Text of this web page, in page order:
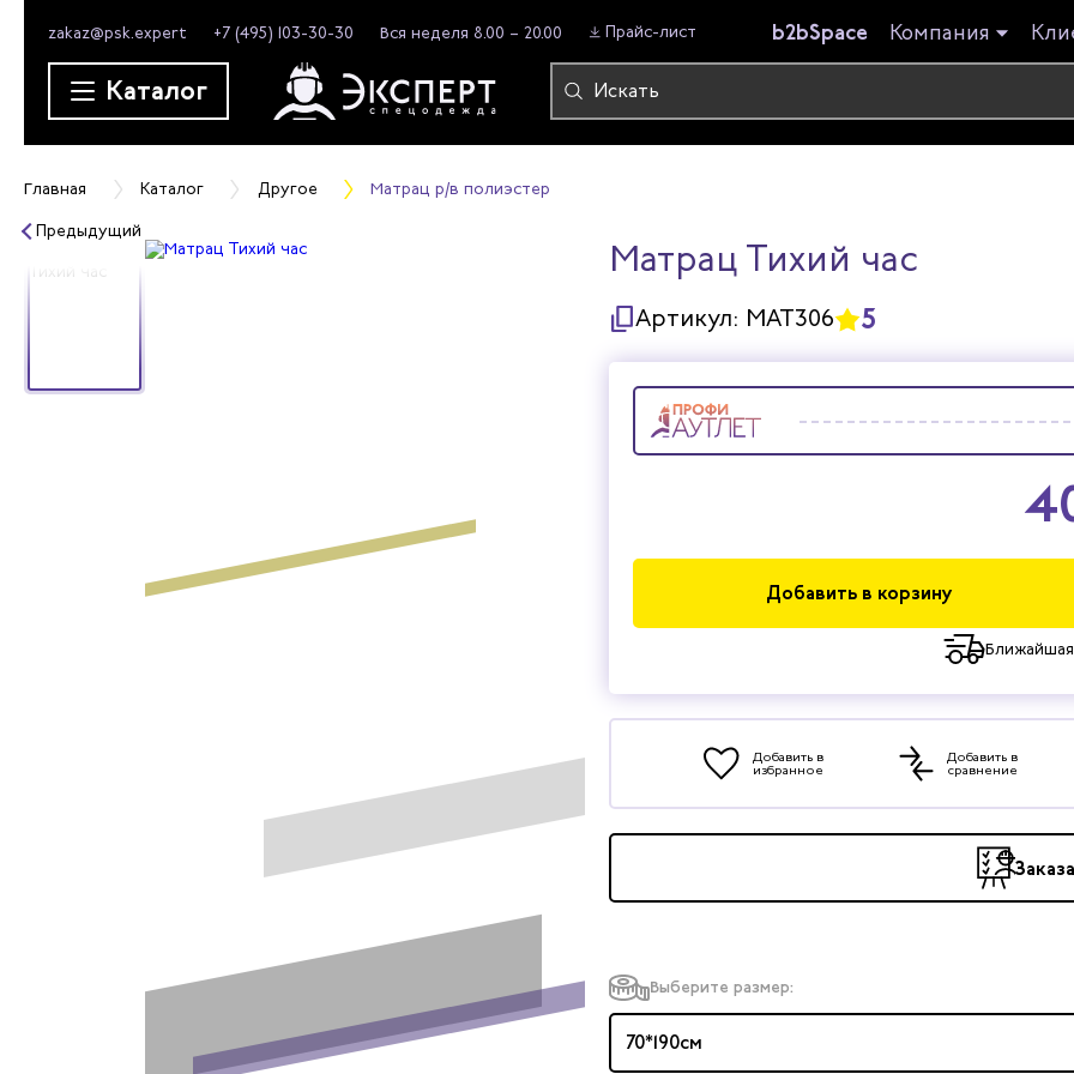
zakaz@psk.expert +7 (495) 103-30-30 Вся неделя 8.00 – 20.00 Прайс-лист b2bSpace Компания
Каталог
Главная Каталог Другое
Матрац р/в полиэстер
Предыдущий
Матрац Тихий час
Артикул: МАТ306 5
Выберите размер:
70*190см
Добавить в корзину
Добавить в
избранное
Добавить в
сравнение